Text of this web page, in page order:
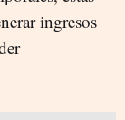
ingresos